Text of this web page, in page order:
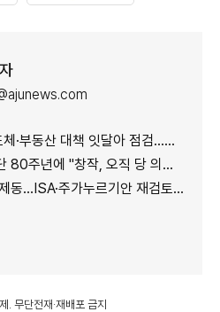
대책 잇달아 점검…어떤 얘기 오갈까
에 "창작, 오직 당 의도대로 진행"
…ISA·주가누르기안 재검토 지시
무단전재·재배포 금지